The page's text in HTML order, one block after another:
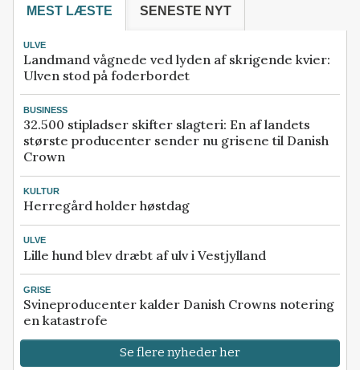
MEST LÆSTE SENESTE NYT
ULVE
Landmand vågnede ved lyden af skrigende kvier:
Ulven stod på foderbordet
BUSINESS
32.500 stipladser skifter slagteri: En af landets
største producenter sender nu grisene til Danish
Crown
KULTUR
Herregård holder høstdag
ULVE
Lille hund blev dræbt af ulv i Vestjylland
GRISE
Svineproducenter kalder Danish Crowns notering
en katastrofe
Se flere nyheder her